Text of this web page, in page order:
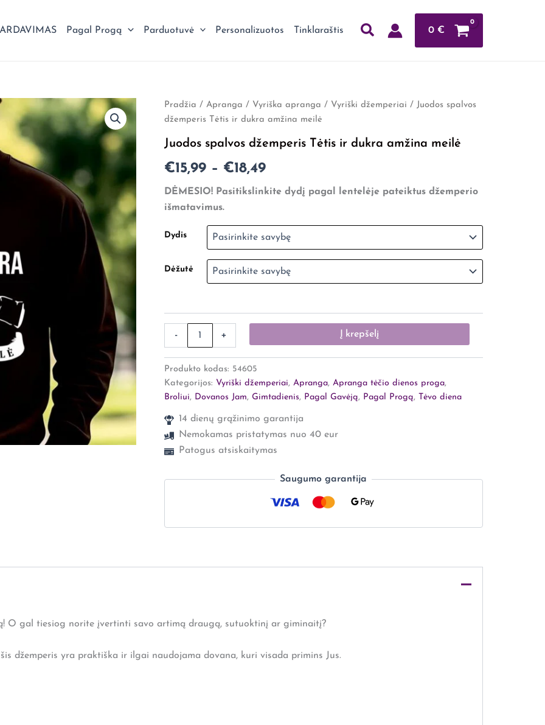
Pagal Progą Parduotuvė Personalizuotos Tinklaraštis 0 €
Pradžia / Apranga / Vyriška apranga / Vyriški džemperiai / Juodos spalvos
džemperis Tėtis ir dukra amžina meilė
Juodos spalvos džemperis Tėtis ir dukra amžina meilė
€15,99 – €18,49
Price
DĖMESIO! Pasitikslinkite dydį pagal lentelėje pateiktus džemperio
išmatavimus.
Dydis
Dėžutė
-
produkto
kiekis:
spalvos
Tėtis
dukra
meilė
+ Į krepšelį
Produkto kodas: 54605
Kategorijos: Vyriški džemperiai, Apranga, Apranga tėčio dienos proga,
Broliui, Dovanos Jam, Gimtadienis, Pagal Gavėją, Pagal Progą, Tėvo diena
14 dienų grąžinimo garantija
Nemokamas pristatymas nuo 40 eur
Patogus atsiskaitymas
Saugumo garantija
O gal tiesiog norite įvertinti savo artimą draugą, sutuoktinį ar giminaitį?
džemperis yra praktiška ir ilgai naudojama dovana, kuri visada primins Jus.